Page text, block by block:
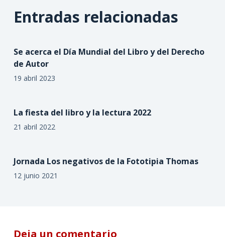
Entradas relacionadas
Se acerca el Día Mundial del Libro y del Derecho
de Autor
19 abril 2023
La fiesta del libro y la lectura 2022
21 abril 2022
Jornada Los negativos de la Fototipia Thomas
12 junio 2021
Deja un comentario